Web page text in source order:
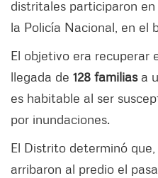
distritales participaron
la Policía Nacional, en el
El objetivo era recuperar
llegada de 128 familiasa
es habitable al ser
por inundaciones.
El Distrito determinó que,
arribaron al predio el